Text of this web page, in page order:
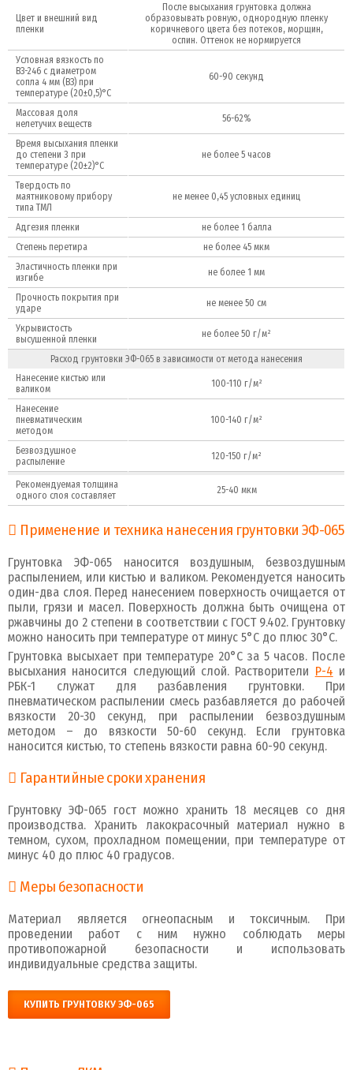
Цвет и внешний вид
пленки
После высыхания грунтовка должна
образовывать ровную, однородную пленку
коричневого цвета без потеков, морщин,
оспин. Оттенок не нормируется
Условная вязкость по
ВЗ-246 с диаметром
сопла 4 мм (ВЗ) при
температуре (20±0,5)°С
60-90 секунд
Массовая доля
нелетучих веществ
56-62%
Время высыхания пленки
до степени 3 при
температуре (20±2)°С
не более 5 часов
Твердость по
маятниковому прибору
типа ТМЛ
не менее 0,45 условных единиц
Адгезия пленки
не более 1 балла
Степень перетира
не более 45 мкм
Эластичность пленки при
изгибе
не более 1 мм
Прочность покрытия при
ударе
не менее 50 см
Укрывистость
высушенной пленки
не более 50 г/м²
Расход грунтовки ЭФ-065 в зависимости от метода нанесения
Нанесение кистью или
валиком
100-110 г/м²
Нанесение
пневматическим
методом
100-140 г/м²
Безвоздушное
распыление
120-150 г/м²
Рекомендуемая толщина
одного слоя составляет
25-40 мкм
Применение и техника нанесения грунтовки ЭФ-065
Грунтовка ЭФ-065 наносится воздушным, безвоздушным
распылением, или кистью и валиком. Рекомендуется наносить
один-два слоя. Перед нанесением поверхность очищается от
пыли, грязи и масел. Поверхность должна быть очищена от
ржавчины до 2 степени в соответствии с ГОСТ 9.402. Грунтовку
можно наносить при температуре от минус 5°С до плюс 30°С.
Грунтовка высыхает при температуре 20°С за 5 часов. После
высыхания наносится следующий слой. Растворители Р-4 и
РБК-1 служат для разбавления грунтовки. При
пневматическом распылении смесь разбавляется до рабочей
вязкости 20-30 секунд, при распылении безвоздушным
методом – до вязкости 50-60 секунд. Если грунтовка
наносится кистью, то степень вязкости равна 60-90 секунд.
Гарантийные сроки хранения
Грунтовку ЭФ-065 гост можно хранить 18 месяцев со дня
производства. Хранить лакокрасочный материал нужно в
темном, сухом, прохладном помещении, при температуре от
минус 40 до плюс 40 градусов.
Меры безопасности
Материал является огнеопасным и токсичным. При
проведении работ с ним нужно соблюдать меры
противопожарной безопасности и использовать
индивидуальные средства защиты.
КУПИТЬ ГРУНТОВКУ ЭФ-065